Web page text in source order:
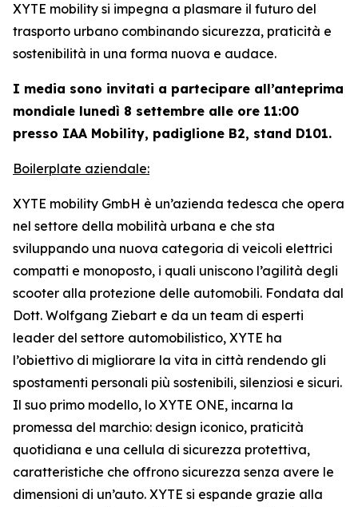
XYTE mobility si impegna a plasmare il futuro del
trasporto urbano combinando sicurezza, praticità e
sostenibilità in una forma nuova e audace.
I media sono invitati a partecipare all’anteprima
mondiale lunedì 8 settembre alle ore 11:00
presso IAA Mobility, padiglione B2, stand D101.
Boilerplate aziendale:
XYTE mobility GmbH è un’azienda tedesca che opera
nel settore della mobilità urbana e che sta
sviluppando una nuova categoria di veicoli elettrici
compatti e monoposto, i quali uniscono l’agilità degli
scooter alla protezione delle automobili. Fondata dal
Dott. Wolfgang Ziebart e da un team di esperti
leader del settore automobilistico, XYTE ha
l’obiettivo di migliorare la vita in città rendendo gli
spostamenti personali più sostenibili, silenziosi e sicuri.
Il suo primo modello, lo XYTE ONE, incarna la
promessa del marchio: design iconico, praticità
quotidiana e una cellula di sicurezza protettiva,
caratteristiche che offrono sicurezza senza avere le
dimensioni di un’auto. XYTE si espande grazie alla